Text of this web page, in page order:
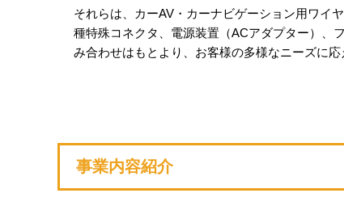
それらは、カーAV・カーナビゲーション用ワイ
種特殊コネクタ、電源装置（ACアダプター）、
み合わせはもとより、お客様の多様なニーズに
事業内容紹介